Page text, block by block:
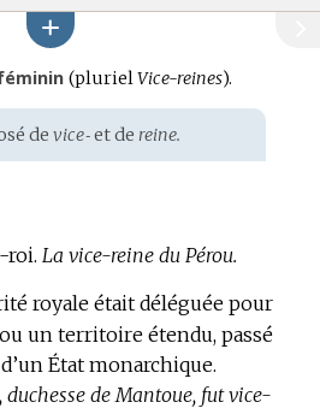
(plurielVice-reines).
de vice‑et de reine.
roi. La vice-reine du Pérou.
royale était déléguée pour
un territoire étendu, passé
État monarchique.
duchesse de Mantoue, fut vice-